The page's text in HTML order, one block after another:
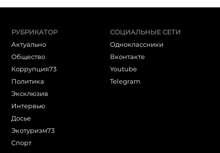
РУБРИКАТОР
Актуально
Общество
Коррупция73
Политика
Эксклюзив
Интервью
Досье
Экотуризм73
Cпорт
СОЦИАЛЬНЫЕ СЕТИ
Одноклассники
Вконтакте
Youtube
Telegram